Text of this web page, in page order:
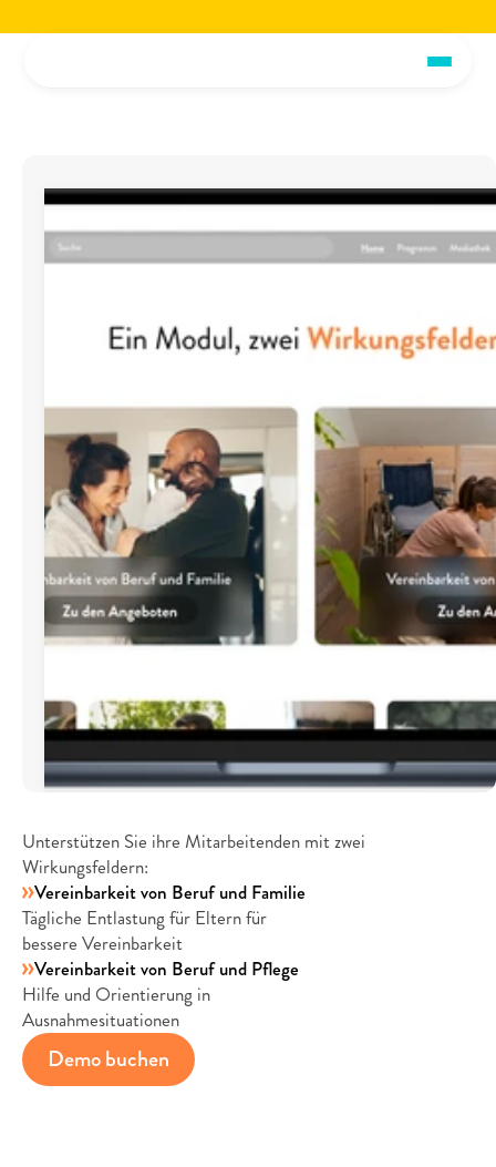
Unterstützen Sie ihre Mitarbeitenden mit zwei
Wirkungsfeldern:
Vereinbarkeit von Beruf und Familie
Tägliche Entlastung für Eltern für
bessere Vereinbarkeit
Vereinbarkeit von Beruf und Pflege
Hilfe und Orientierung in
Ausnahmesituationen
Demo buchen